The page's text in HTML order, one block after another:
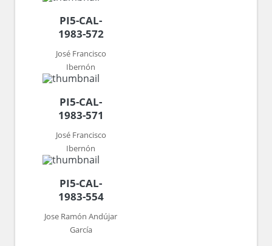
PI5-CAL-
1983-572
José Francisco
Ibernón
PI5-CAL-
1983-571
José Francisco
Ibernón
PI5-CAL-
1983-554
Jose Ramón Andújar
García